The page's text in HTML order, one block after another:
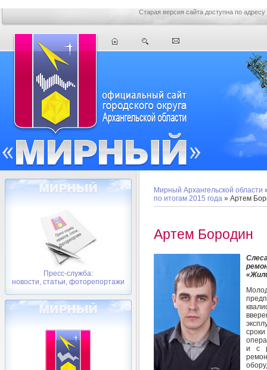
Старая версия сайта доступна по адресу
Пресс-служба:
новости, статьи, фоторепортажи
Мирный Архангельской области
по итогам 2015 года » Артем
Артем Бородин
и с